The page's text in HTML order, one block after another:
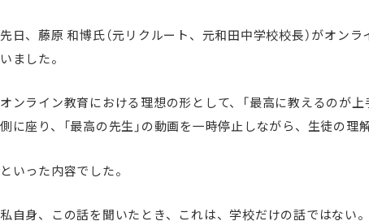
先日、藤原 和博氏（元リクルート、元和田中学校校長）がオン
いました。
オンライン教育における理想の形として、「最高に教えるのが
側に座り、「最高の先生」の動画を一時停止しながら、生徒の理
といった内容でした。
私自身、この話を聞いたとき、これは、学校だけの話ではない。